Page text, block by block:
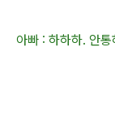
아빠 : 하하하. 안